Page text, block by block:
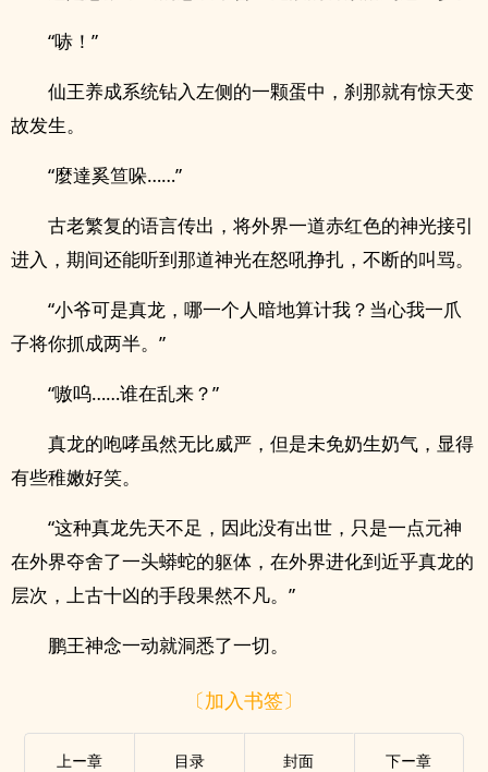
“哧！”
仙王养成系统钻入左侧的一颗蛋中，刹那就有惊天变
故发生。
“麼達奚笪哚……”
古老繁复的语言传出，将外界一道赤红色的神光接引
进入，期间还能听到那道神光在怒吼挣扎，不断的叫骂。
“小爷可是真龙，哪一个人暗地算计我？当心我一爪
子将你抓成两半。”
“嗷呜……谁在乱来？”
真龙的咆哮虽然无比威严，但是未免奶生奶气，显得
有些稚嫩好笑。
“这种真龙先天不足，因此没有出世，只是一点元神
在外界夺舍了一头蟒蛇的躯体，在外界进化到近乎真龙的
层次，上古十凶的手段果然不凡。”
鹏王神念一动就洞悉了一切。
〔加入书签〕
上ー章 目录 封面 下ー章